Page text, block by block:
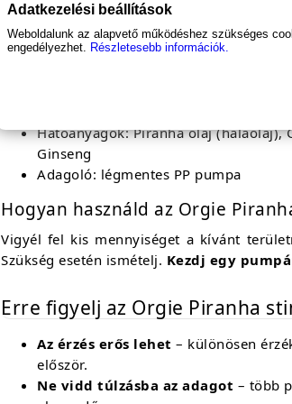
1 × Orgie Piranha Power Cream – 15
Terméktulajdonságok
Hatóanyagok: Piranha olaj (halaolaj),
Ginseng
Adagoló: légmentes PP pumpa
Hogyan használd az Orgie
Vigyél fel kis mennyiséget a kívánt
Szükség esetén ismételj. Kezdj egy
Erre figyelj az Orgie Piranha
Az érzés erős lehet – különösen
először.
Ne vidd túlzásba az adagot – több
Adatkezelési beállítások
Weboldalunk az alapvető működéshez szükséges
engedélyezhet. Részletesebb információk.